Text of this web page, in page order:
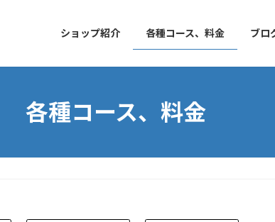
ショップ紹介 各種コース、料金 ブロ
各種コース、料金